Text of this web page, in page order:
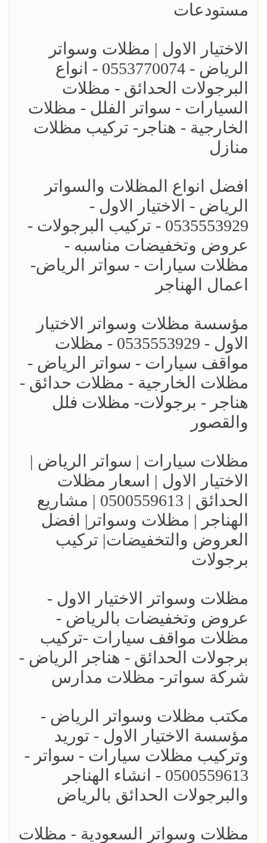
مستودعات
الاختيار الاول | مظلات وسواتر
الرياض - 0553770074 - انواع
البرجولات الحدائق - مظلات
السيارات - سواتر الفلل - مظلات
الخارجية - هناجر- تركيب مظلات
منازل
افضل انواع المظلات والسواتر
الرياض - الاختيار الاول -
0535553929 - تركيب البرجولات -
عروض وتخفيضات مناسبه -
مظلات سيارات - سواتر الرياض-
اعمال الهناجر
مؤسسة مظلات وسواتر الاختيار
الاول - 0535553929 - مظلات
مواقف سيارات - سواتر الرياض -
مظلات الخارجية - مظلات حدائق -
هناجر - برجولات- مظلات فلل
والقصور
مظلات سيارات | سواتر الرياض |
الاختيار الاول | اسعار مظلات
الحدائق | 0500559613 | مشاريع
الهناجر | مظلات وسواتر| افضل
العروض والتخفيضات| تركيب
برجولات
مظلات وسواتر الاختيار الاول -
عروض وتخفيضات بالرياض -
مظلات مواقف سيارات -تركيب
برجولات الحدائق - هناجر الرياض -
شركة سواتر- مظلات مدارس
مكتب مظلات وسواتر الرياض -
مؤسسة الاختيار الاول - توريد
وتركيب مظلات سيارات - سواتر -
0500559613 - انشاء الهناجر
والبرجولات الحدائق بالرياض
مظلات وسواتر السعودية - مظلات